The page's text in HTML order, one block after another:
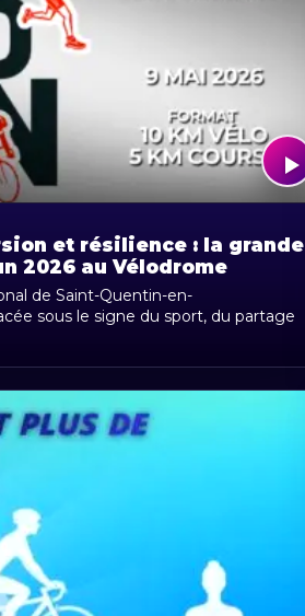
et résilience : la grande
2026 au Vélodrome
en-Yvelines
de Saint-Quentin-en-
sous le signe du sport, du partage